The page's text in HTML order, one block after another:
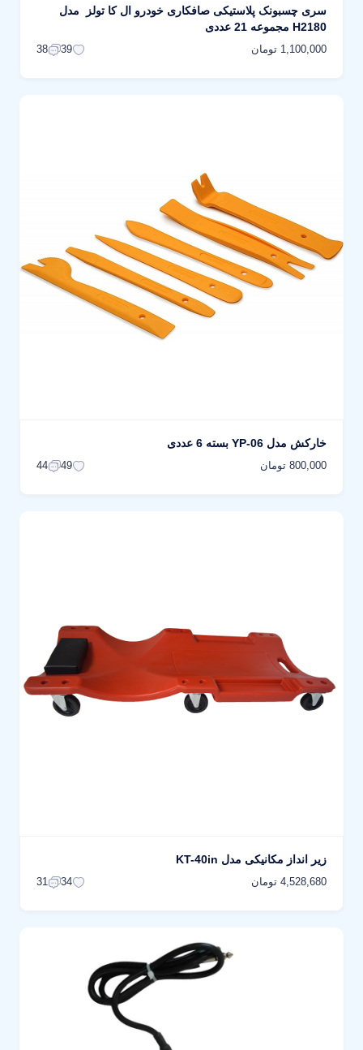
سری چسبونک پلاستیکی صافکاری خودرو ال کا تولز مدل
H2180 مجموعه 21 عددی
1,100,000 تومان 39
38
خارکش مدل YP-06 بسته 6 عددی
800,000 تومان 49
44
زیر انداز مکانیکی مدل KT-40in
4,528,680 تومان 34
31